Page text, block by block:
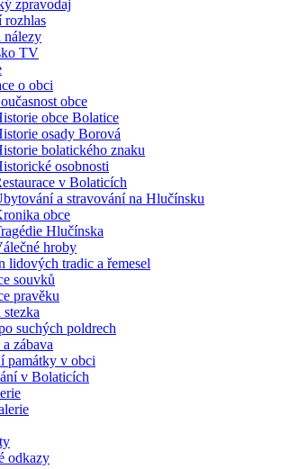
zpravodaj
nálezy
TV
o obci
obce
obce Bolatice
osady Borová
bolatického znaku
osobnosti
v Bolaticích
a stravování na Hlučínsku
obce
Hlučínska
hroby
lidových tradic a řemesel
souvků
pravěku
suchých poldrech
zábava
památky v obci
v Bolaticích
odkazy